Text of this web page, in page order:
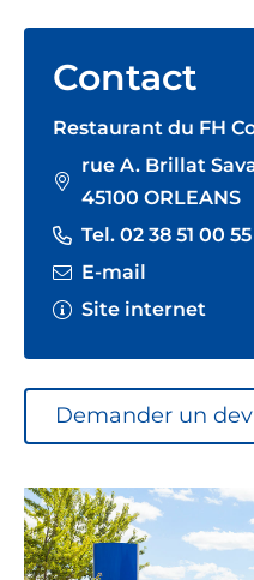
Contact
Restaurant du FH
rue A. Brillat
45100 ORLEANS
Tel. 02 38 51 00 55
E-mail
Site internet
Demander un